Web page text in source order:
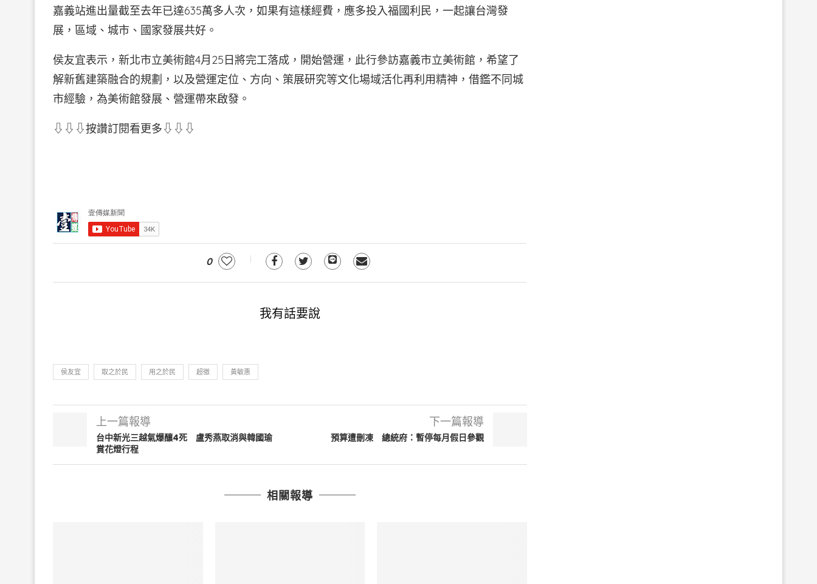
嘉義站進出量截至去年已達635萬多人次，如果有這樣經費，應多投入福國利民，一起讓台灣發
展，區域、城市、國家發展共好。
侯友宜表示，新北市立美術館4月25日將完工落成，開始營運，此行參訪嘉義市立美術館，希望了
解新舊建築融合的規劃，以及營運定位、方向、策展研究等文化場域活化再利用精神，借鑑不同城
市經驗，為美術館發展、營運帶來啟發。
⇩⇩⇩按讚訂閱看更多⇩⇩⇩
0
我有話要說
侯友宜 取之於民 用之於民 超徵 黃敏惠
上一篇報導
台中新光三越氣爆釀4死 盧秀燕取消與韓國瑜
賞花燈行程
下一篇報導
預算遭刪凍 總統府：暫停每月假日參觀
相關報導